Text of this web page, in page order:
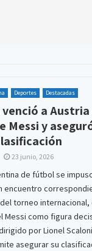
Deportes Destacadas
a Austria
Messi y
23 junio, 2026
de fútbol se
encuentro
torneo internacional,
Messi como figura
por Lionel
asegurar su